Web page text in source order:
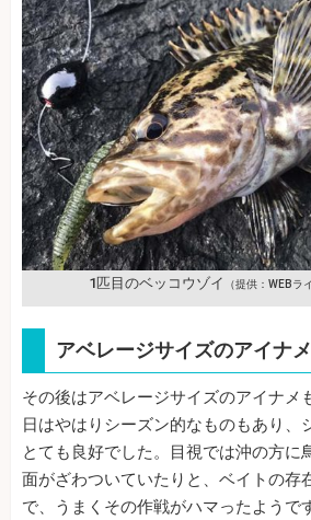
1匹目のベッコウゾイ （提供：WEBラ
アベレージサイズのアイナ
その後はアベレージサイズのアイナメ
日はやはりシーズン的なものもあり、
とても良好でした。目視では沖の方に
面がざわついていたりと、ベイトの存
で、うまくその作戦がハマったようで